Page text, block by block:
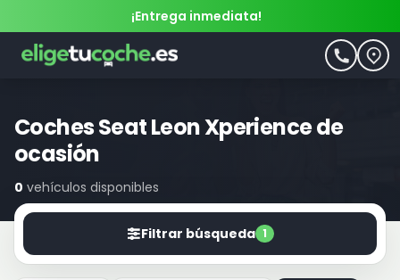
¡Entrega inmediata!
Coches Seat Leon Xperience de
ocasión
0 vehículos disponibles
Filtrar búsqueda 1